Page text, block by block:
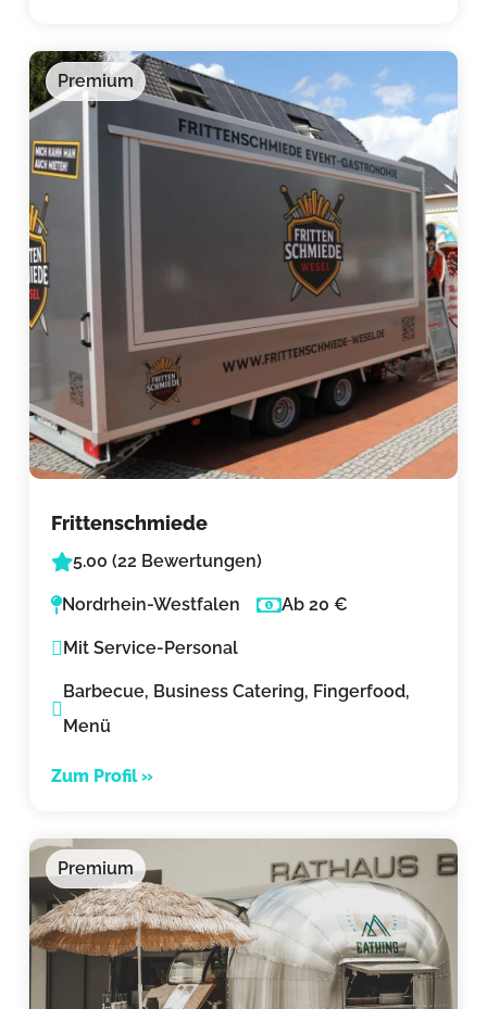
Premium
Frittenschmiede
5.00 (22 Bewertungen)
Nordrhein-Westfalen Ab 20 €
Mit Service-Personal
Barbecue, Business Catering, Fingerfood,
Menü
Zum Profil »
Premium